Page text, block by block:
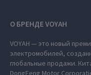
О БРЕНДЕ VOYAH
VOYAH — это новый
электромобилей,
глобальные продажи.
DongFeng Motor